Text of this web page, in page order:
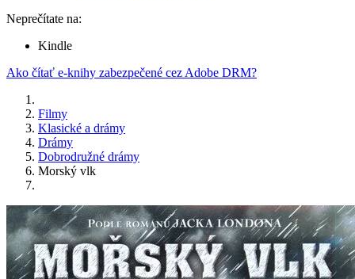
Neprečítate na:
Kindle
Ako čítať e-knihy zabezpečené cez Adobe DRM?
Filmy
Klasické a drámy
Drámy
Dobrodružné drámy
Morský vlk